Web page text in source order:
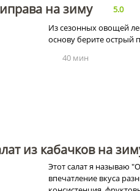
на зиму
5.0
Из сезонных овощей
основу берите
40 мин
из кабачков на
Этот салат я называю
впечатление вкуса